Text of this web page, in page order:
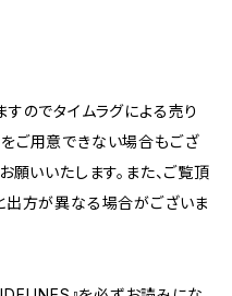
のでタイムラグによる売り
ご用意できない場合もござ
願いいたします。また、ご覧頂
出方が異なる場合がございま